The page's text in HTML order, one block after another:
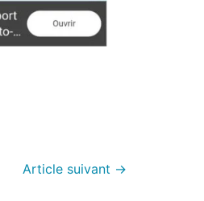
Article suivant →